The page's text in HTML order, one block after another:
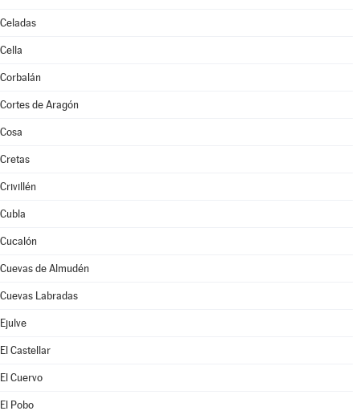
Celadas
Cella
Corbalán
Cortes de Aragón
Cosa
Cretas
Crivillén
Cubla
Cucalón
Cuevas de Almudén
Cuevas Labradas
Ejulve
El Castellar
El Cuervo
El Pobo